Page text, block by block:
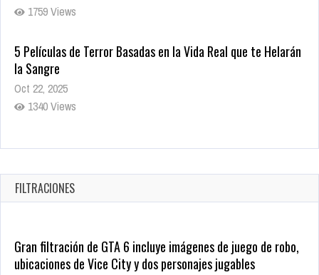
1759 Views
5 Películas de Terror Basadas en la Vida Real que te Helarán
la Sangre
Oct 22, 2025
1340 Views
Revive el terror: El conjuro 4: Últimos ritos ya está disponible
Oct 20, 2025
1382 Views
FILTRACIONES
Gran filtración de GTA 6 incluye imágenes de juego de robo,
ubicaciones de Vice City y dos personajes jugables